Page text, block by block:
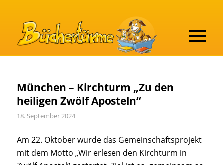
München – Kirchturm „Zu den
heiligen Zwölf Aposteln“
18. September 2024
Am 22. Oktober wurde das Gemeinschaftsprojekt
mit dem Motto „Wir erlesen den Kirchturm in